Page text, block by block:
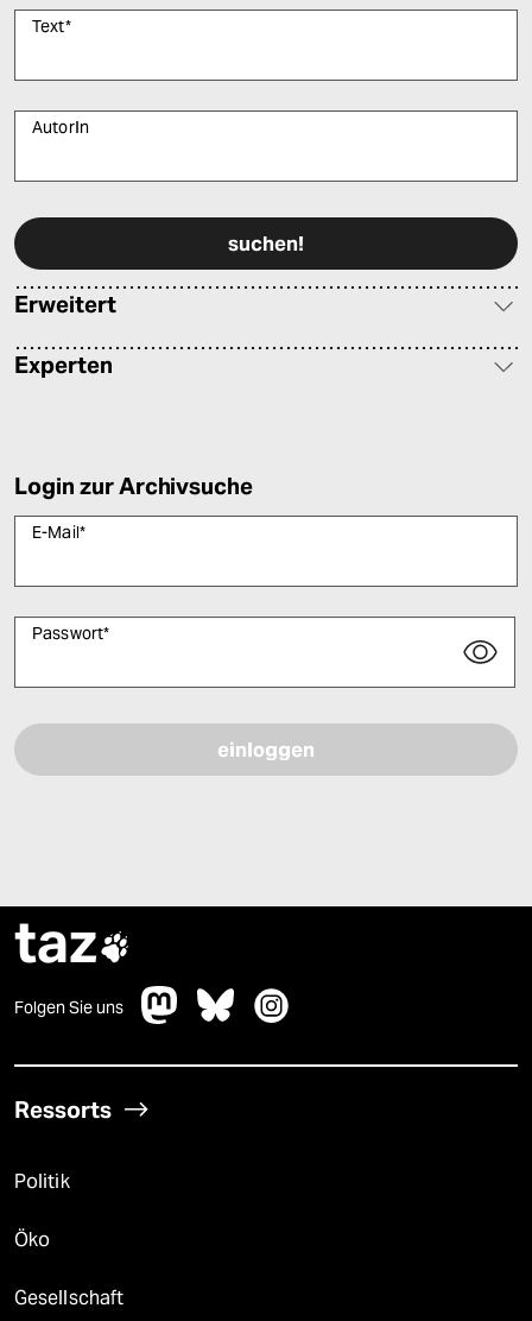
Text*
AutorIn
Erweitert
Experten
Login zur Archivsuche
E-Mail*
Passwort*
taz
Folgen Sie uns
Ressorts
Politik
Öko
Gesellschaft